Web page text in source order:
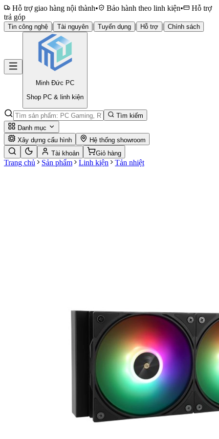
Hỗ trợ giao hàng nội thành• Bảo hành theo linh kiện•
Hỗ trợ
trả góp
Tin công nghệ | Tài nguyên | Tuyển dụng | Hỗ trợ | Chính sách
Minh Đức PC
Shop PC & linh kiện
Tìm kiếm
Danh mục
Xây dựng cấu hình
Hệ thống showroom
Tài khoản
Giỏ hàng
Trang chủ Sản phẩm Linh kiện Tản nhiệt